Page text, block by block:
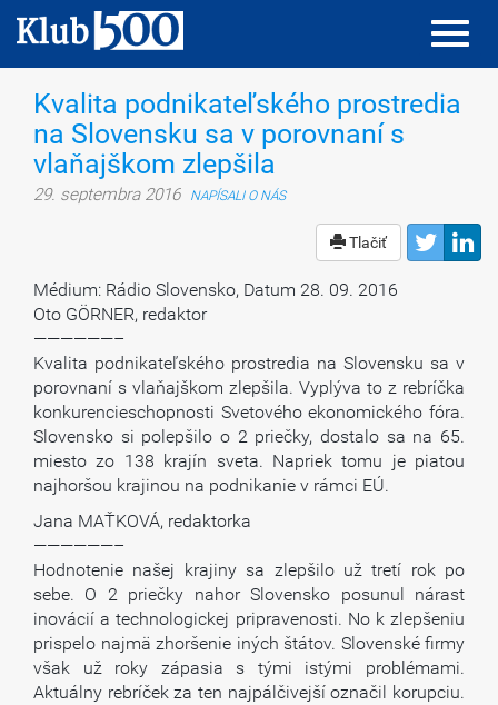
Kvalita podnikateľského prostredia
na Slovensku sa v porovnaní s
vlaňajškom zlepšila
29. septembra 2016 NAPÍSALI O NÁS
Tlačiť
Médium: Rádio Slovensko, Datum 28. 09. 2016
Oto GÖRNER, redaktor
——————–
Kvalita podnikateľského prostredia na Slovensku sa v
porovnaní s vlaňajškom zlepšila. Vyplýva to z rebríčka
konkurencieschopnosti Svetového ekonomického fóra.
Slovensko si polepšilo o 2 priečky, dostalo sa na 65.
miesto zo 138 krajín sveta. Napriek tomu je piatou
najhoršou krajinou na podnikanie v rámci EÚ.
Jana MAŤKOVÁ, redaktorka
——————–
Hodnotenie našej krajiny sa zlepšilo už tretí rok po
sebe. O 2 priečky nahor Slovensko posunul nárast
inovácií a technologickej pripravenosti. No k zlepšeniu
prispelo najmä zhoršenie iných štátov. Slovenské firmy
však už roky zápasia s tými istými problémami.
Aktuálny rebríček za ten najpálčivejší označil korupciu.